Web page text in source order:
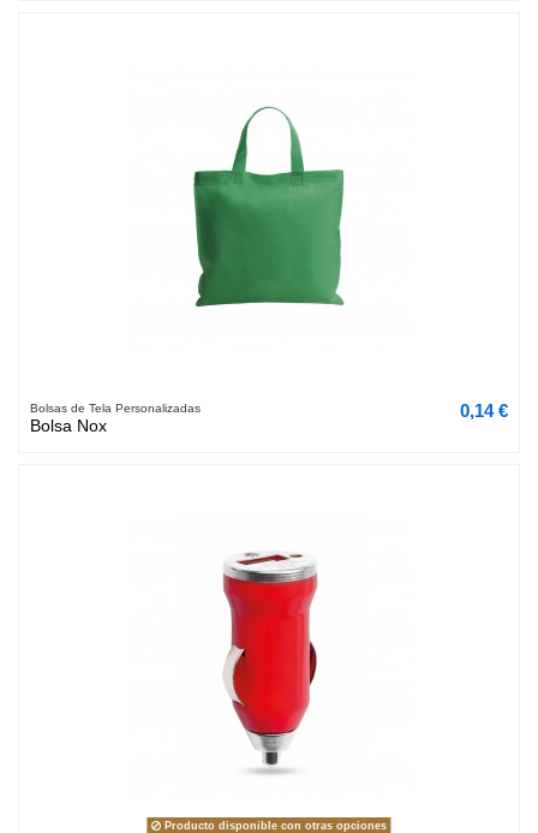
Bolsas de Tela Personalizadas
Bolsa Nox
0,14 €
Producto disponible con otras opciones